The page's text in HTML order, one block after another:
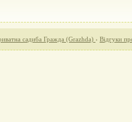
садиба Гражда (Grazhda) › Відгуки